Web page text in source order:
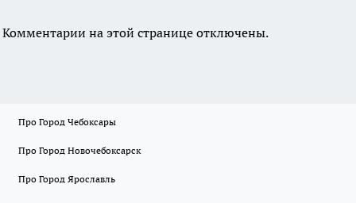
Комментарии на этой странице отключены.
Про Город Чебоксары
Про Город Новочебоксарск
Про Город Ярославль